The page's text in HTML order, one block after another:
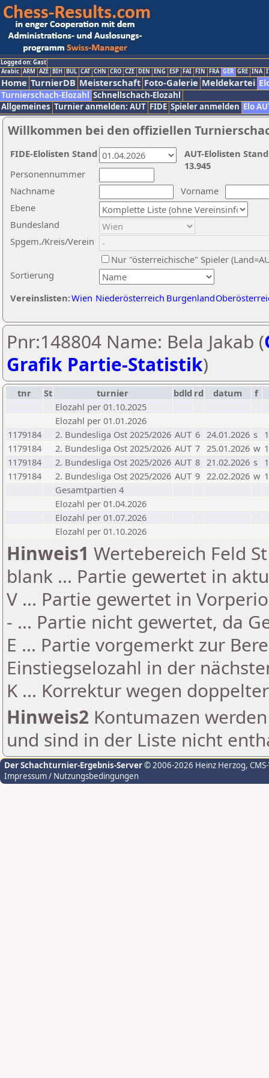
Logged on: Gast
Arabic ARM AZE BIH BUL CAT CHN CRO CZE DEN ENG ESP FAI FIN FRA GER GRE INA
Home TurnierDB Meisterschaft Foto-Galerie Meldekartei
Turnierschach-Elozahl Schnellschach-Elozahl
Allgemeines Turnier anmelden: AUT FIDE Spieler anmelden Elo
Willkommen bei den offiziellen
Nachname
Vorname
Ebene
Sortierung
Personennummer
Bundesland
Spgem./Kreis/Verein
Nur "österreichische" Spieler
Vereinslisten:Wien Niederösterreich Burgenland
AUT-Elolisten
13.945
FIDE-Elolisten Stand
Pnr:148804 Name: Bela Jakab (
Grafik Partie-Statistik)
tnr St turnier bdld rd datum
f
Elozahl per 01.10.2025
Elozahl per 01.01.2026
1179184
2. Bundesliga Ost 2025/2026 AUT 6 24.01.2026 s
1179184
2. Bundesliga Ost 2025/2026 AUT 7 25.01.2026 w
1179184
2. Bundesliga Ost 2025/2026 AUT 8 21.02.2026 s
1179184
2. Bundesliga Ost 2025/2026 AUT 9 22.02.2026 w
Gesamtpartien 4
Elozahl per 01.04.2026
Elozahl per 01.07.2026
Elozahl per 01.10.2026
Hinweis1 Wertebereich Feld
blank ... Partie gewertet in
V ... Partie gewertet in
- ... Partie nicht gewertet, da
E ... Partie vorgemerkt zur
Einstiegselozahl in der
K ... Korrektur wegen
Hinweis2 Kontumazen
und sind in der Liste nicht
Der Schachturnier-Ergebnis-Server© 2006-2026 Heinz Herzog,
Impressum / Nutzungsbedingungen